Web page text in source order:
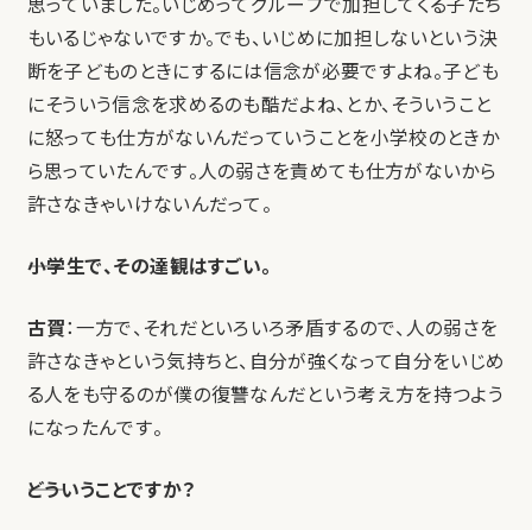
思っていました。いじめってグループで加担してくる子たち
もいるじゃないですか。でも、いじめに加担しないという決
断を子どものときにするには信念が必要ですよね。子ども
にそういう信念を求めるのも酷だよね、とか、そういうこと
に怒っても仕方がないんだっていうことを小学校のときか
ら思っていたんです。人の弱さを責めても仕方がないから
許さなきゃいけないんだって。
――小学生で、その達観はすごい。
古賀：一方で、それだといろいろ矛盾するので、人の弱さを
許さなきゃという気持ちと、自分が強くなって自分をいじめ
る人をも守るのが僕の復讐なんだという考え方を持つよう
になったんです。
――どういうことですか？